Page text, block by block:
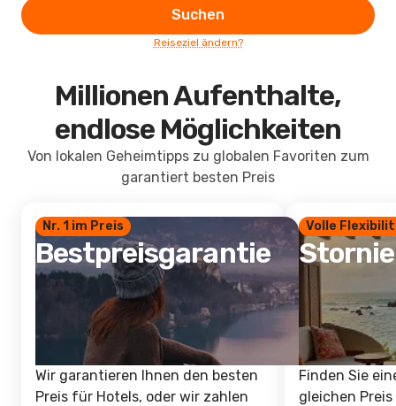
Suchen
Reiseziel ändern?
Millionen Aufenthalte,
endlose Möglichkeiten
Von lokalen Geheimtipps zu globalen Favoriten zum
garantiert besten Preis
Nr. 1 im Preis
Bestpreisgarantie
Wir garantieren Ihnen den besten
Preis für Hotels, oder wir zahlen
Volle
Finden Sie
gleichen